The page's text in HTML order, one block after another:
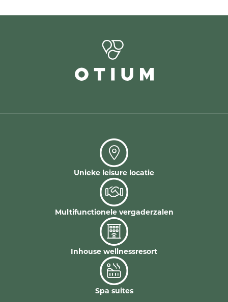
Unieke leisure locatie
Multifunctionele vergaderzalen
Inhouse wellnessresort
Spa suites